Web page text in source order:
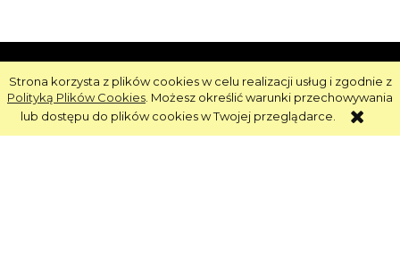
Strona korzysta z plików cookies w celu realizacji usług i zgodnie z
Polityką Plików Cookies . Możesz określić warunki przechowywania
lub dostępu do plików cookies w Twojej przeglądarce.
Informacje
Obsługa